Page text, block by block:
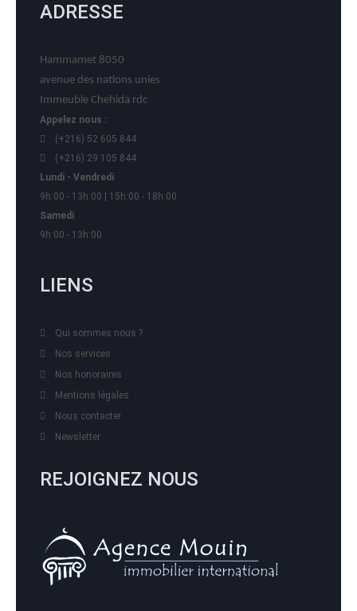
ADRESSE
Hammamet 8050
avenue des nations unies
Immeuble Chehida rdc
Appelez nous :
(+216) 52 605 844
(+216) 29 105 844
Lundi - Vendredi
9h:00 - 13h:00 | 15h:00 - 18h:00
Samedi
9h:00 - 13h:00
LIENS
Qui sommes nous ?
Nos services
Nos honoraires
Mentions légales
Nous contacter
Newsletter
REJOIGNEZ NOUS